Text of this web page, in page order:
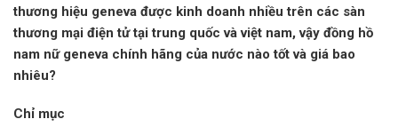
thương hiệu geneva được kinh doanh nhiều trên các sàn
thương mại điện tử tại trung quốc và việt nam, vậy đồng hồ
nam nữ geneva chính hãng của nước nào tốt và giá bao
nhiêu?
Chỉ mục